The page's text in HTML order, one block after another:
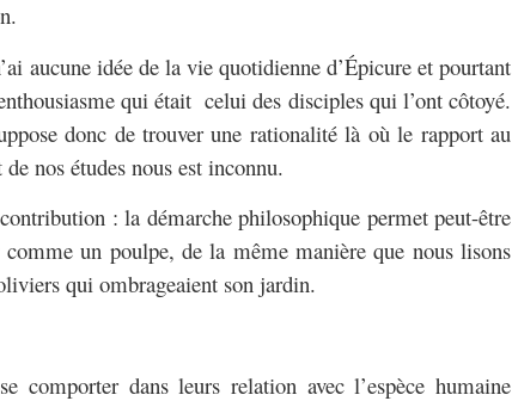
aucune idée de la vie quotidienne d’Épicure et pourtant
qui était celui des disciples qui l’ont côtoyé.
donc de trouver une rationalité là où le rapport au
nos études nous est inconnu.
: la démarche philosophique permet peut-être
comme un poulpe, de la même manière que nous lisons
qui ombrageaient son jardin.
comporter dans leurs relation avec l’espèce humaine